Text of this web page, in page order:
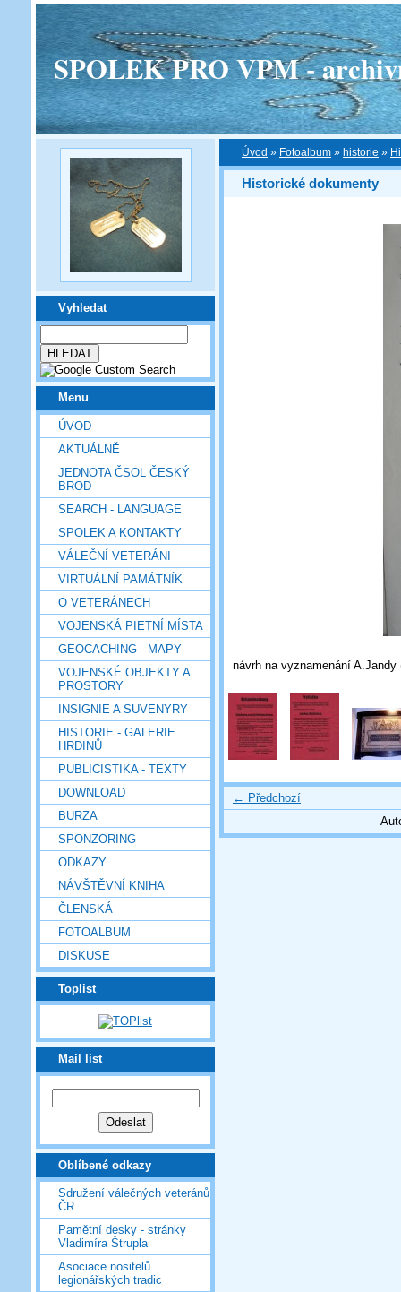
SPOLEK PRO VPM -
Vyhledat
Menu
ÚVOD
AKTUÁLNĚ
JEDNOTA ČSOL ČESKÝ
BROD
SEARCH - LANGUAGE
SPOLEK A KONTAKTY
VÁLEČNÍ VETERÁNI
VIRTUÁLNÍ PAMÁTNÍK
O VETERÁNECH
VOJENSKÁ PIETNÍ MÍSTA
GEOCACHING - MAPY
VOJENSKÉ OBJEKTY A
PROSTORY
INSIGNIE A SUVENYRY
HISTORIE - GALERIE
HRDINŮ
PUBLICISTIKA - TEXTY
DOWNLOAD
BURZA
SPONZORING
ODKAZY
NÁVŠTĚVNÍ KNIHA
ČLENSKÁ
FOTOALBUM
DISKUSE
Toplist
Mail list
Oblíbené odkazy
Sdružení válečných veteránů
ČR
Pamětní desky - stránky
Vladimíra Štrupla
Asociace nositelů
legionářských tradic
Úvod » Fotoalbum » historie »
Historické dokumenty
návrh na vyznamenání
← Předchozí